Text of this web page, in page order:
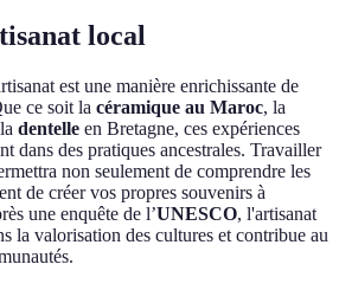
local
est une manière enrichissante de
ce soit la céramique au Maroc, la
dentelle en Bretagne, ces expériences
dans des pratiques ancestrales. Travailler
non seulement de comprendre les
de créer vos propres souvenirs à
une enquête de l’UNESCO, l'artisanat
la valorisation des cultures et contribue au